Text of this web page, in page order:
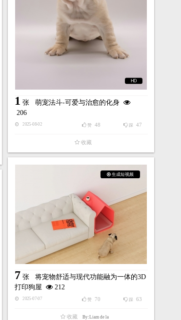
HD
1 张 萌宠法斗-可爱与治愈的化身
206
2025-08-02 踩 47
赞 48
收藏
生成短视频
7 张 将宠物舒适与现代功能融为一体的3D
打印狗屋
212
2025-07-07 踩 63
赞 70
收藏 By:Liam de la